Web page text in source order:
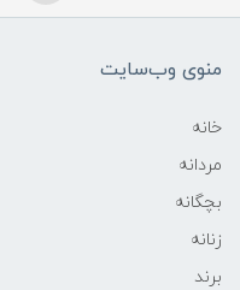
منوی وب‌سایت
خانه
مردانه
بچگانه
زنانه
برند